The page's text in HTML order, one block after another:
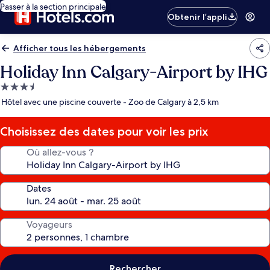
Passer à la section principale
Obtenir l’appli
Afficher tous les hébergements
Holiday Inn Calgary-Airport by IHG
Hébergement
3.5 étoiles
Hôtel avec une piscine couverte - Zoo de Calgary à 2,5 km
Choisissez des dates pour voir les prix
Où allez-vous ?
Dates
Voyageurs